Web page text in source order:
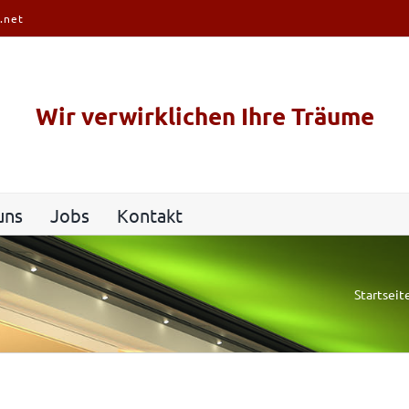
Wir verwirklichen Ihre Träume
Jobs Kontakt